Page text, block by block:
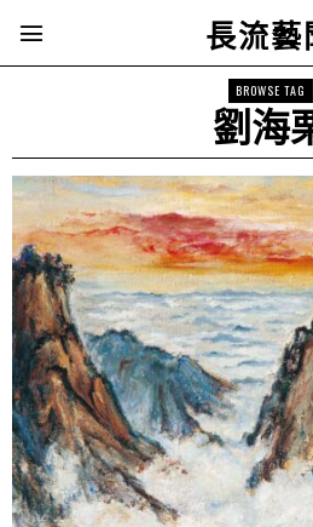
長流藝
BROWSE TAG
劉海